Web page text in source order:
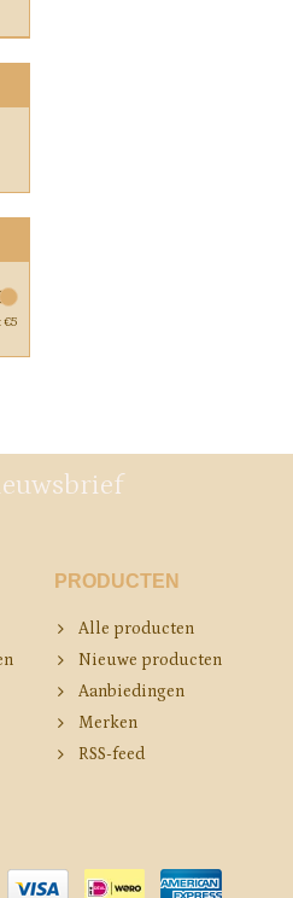
€5
PRODUCTEN
Alle producten
Nieuwe producten
Aanbiedingen
Merken
RSS-feed